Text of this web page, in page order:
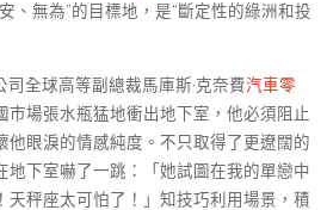
、無為”的目標地，是“斷定性的綠洲和投
司全球高等副總裁馬庫斯·克奈費汽車零
市場張水瓶猛地衝出地下室，他必須阻止
他眼淚的情感純度。不只取得了更遼闊的
地下室嚇了一跳：「她試圖在我的單戀中
天秤座太可怕了！」知技巧利用場景，積